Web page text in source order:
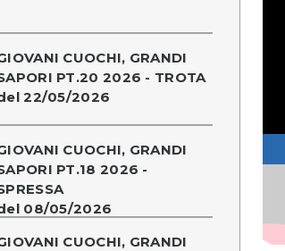
CUOCHI, GRANDI
PT.20 2026 - TROTA
22/05/2026
CUOCHI, GRANDI
PT.18 2026 -
08/05/2026
CUOCHI, GRANDI